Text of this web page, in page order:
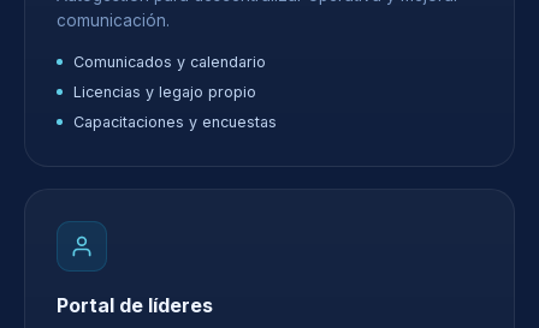
comunicación.
Comunicados y calendario
Licencias y legajo propio
Capacitaciones y encuestas
Portal de líderes